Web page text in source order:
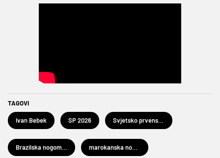
TAGOVI
Ivan Bebek SP 2026